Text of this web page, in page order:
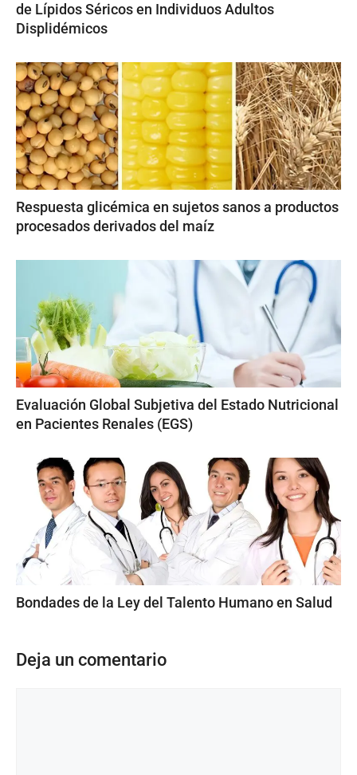
de Lípidos Séricos en Individuos Adultos
Displidémicos
Respuesta glicémica en sujetos sanos a productos
procesados derivados del maíz
Evaluación Global Subjetiva del Estado Nutricional
en Pacientes Renales (EGS)
Bondades de la Ley del Talento Humano en Salud
Deja un comentario